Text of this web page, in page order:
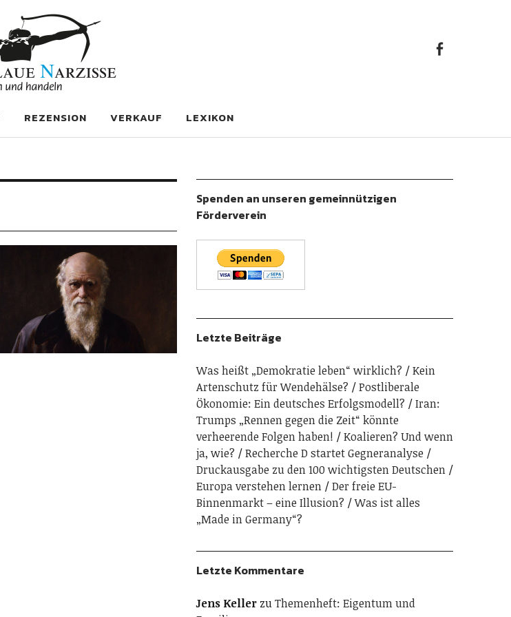
REZENSION VERKAUF LEXIKON
Spenden an unseren gemeinnützigen
Förderverein
Letzte Beiträge
Was heißt „Demokratie leben“ wirklich?
Kein
Artenschutz für Wendehälse?
Postliberale
Ökonomie: Ein deutsches Erfolgsmodell?
Iran:
Trumps „Rennen gegen die Zeit“ könnte
verheerende Folgen haben!
Koalieren? Und wenn
ja, wie?
Recherche D startet Gegneranalyse
Druckausgabe zu den 100 wichtigsten Deutschen
Europa verstehen lernen
Der freie EU-
Binnenmarkt – eine Illusion?
Was ist alles
„Made in Germany“?
Letzte Kommentare
Jens KellerzuThemenheft: Eigentum und